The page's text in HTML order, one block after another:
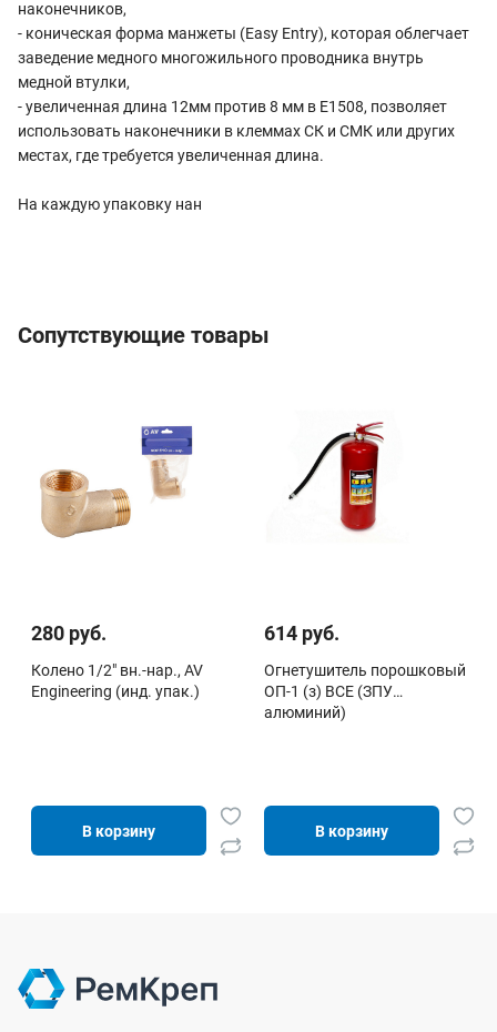
наконечников,
- коническая форма манжеты (Easy Entry), которая облегчает
заведение медного многожильного проводника внутрь
медной втулки,
- увеличенная длина 12мм против 8 мм в E1508, позволяет
использовать наконечники в клеммах СК и СМК или других
местах, где требуется увеличенная длина.
На каждую упаковку нан
Сопутствующие товары
280 руб.
Колено 1/2" вн.-нар., AV
Engineering (инд. упак.)
В корзину
614 руб.
Огнетушитель порошковый
ОП-1 (з) ВСЕ (ЗПУ
алюминий)
В корзину